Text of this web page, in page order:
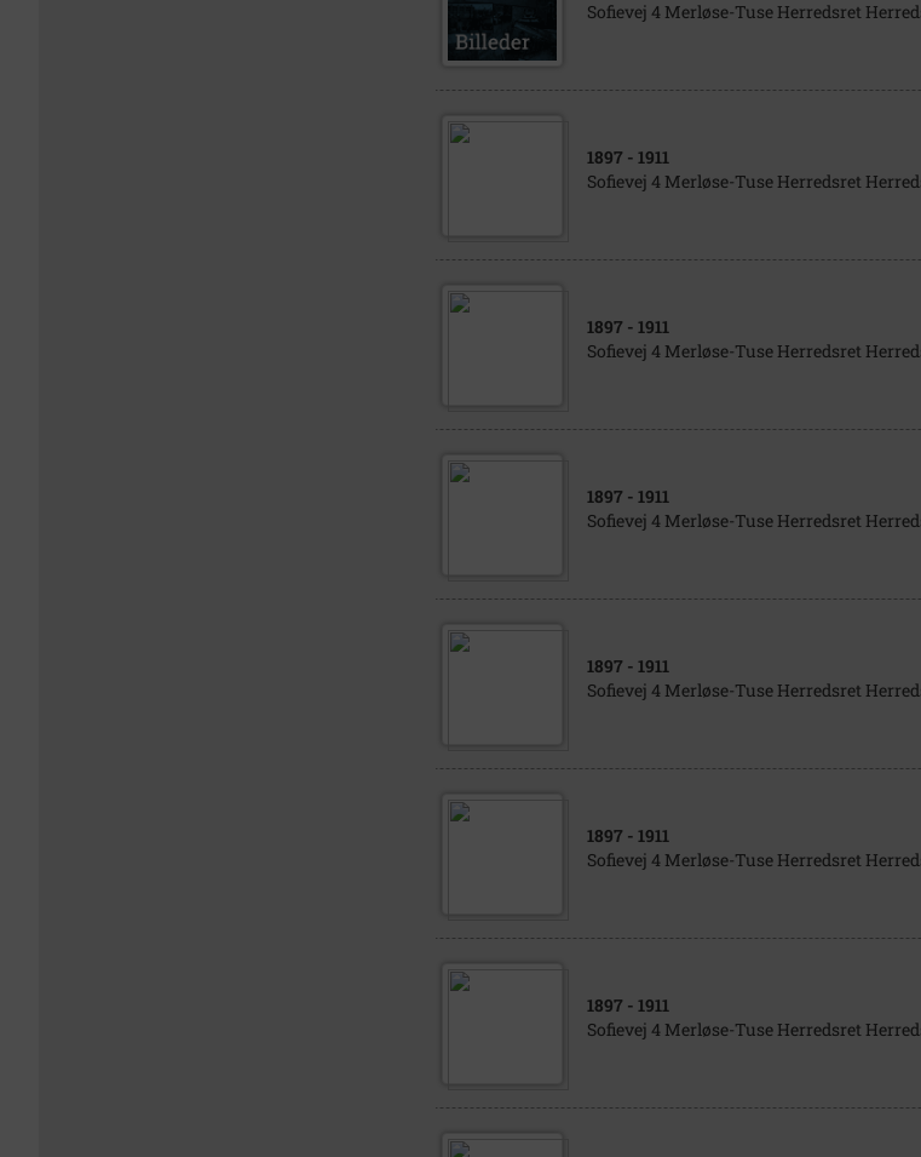
Sofievej 4 Merløse-Tuse Herredsret
1897 - 1911
Sofievej 4 Merløse-Tuse Herredsret
1897 - 1911
Sofievej 4 Merløse-Tuse Herredsret
1897 - 1911
Sofievej 4 Merløse-Tuse Herredsret
1897 - 1911
Sofievej 4 Merløse-Tuse Herredsret
1897 - 1911
Sofievej 4 Merløse-Tuse Herredsret
1897 - 1911
Sofievej 4 Merløse-Tuse Herredsret